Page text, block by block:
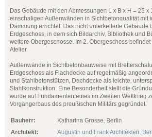
Das Gebäude mit den Abmessungen L x B x H = 25 x
einschaligen Außenwänden in Sichtbetonqualität mit
Dämmung errichtet. Das nicht unterkellerte Gebäude
Erdgeschoss, in dem sich Bildarchiv, Bibliothek und
weitere Obergeschosse. Im 2. Obergeschoss
Atelier.
Außenwände in Sichtbetonbauweise mit
Erdgeschoss als Flachdecke auf regelmäßig
und Stahlbetonstützen, Dachdecke als leichte,
Stahlkonstruktion. Eine Besonderheit stellt die
wurde auf Fundamenten eines im Zweiten Weltkrieg
Vorgängerbaus des preußischen Militärs gegründet.
Bauherr:
Katharina Grosse, Berlin
Architekt:
Augustin und Frank Architekten,